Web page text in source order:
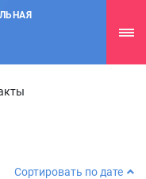
Сортировать по дате